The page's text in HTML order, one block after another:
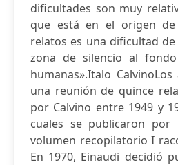
dificultades son muy
que está en el origen
relatos es una dificultad
zona de silencio al
humanas».Italo
una reunión de quince
por Calvino entre 1949 y
cuales se publicaron
volumen recopilatorio I
En 1970, Einaudi decidió